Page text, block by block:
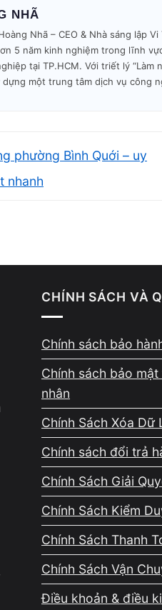
ngũ kỹ thuật hơn 10
nguồn, treo logo, quá
chạm sạc hoặc thiết
đầu, tìm đúng
án sửa phù hợp và
kiện, tháo máy hay
bạch – không phát
rõ ràng: từ kiểm tra,
phí ngoài thỏa thuận,
tắc được đặt lên
nguồn gốc – có tem
NHÃ
Nhã – CEO & Nhà sáng lập
5 năm kinh nghiệm trong lĩnh
tại TP.HCM. Với triết lý “Làm
dựng một trung tâm dịch vụ công
phường Bình Quới – uy
nhanh
CHÍNH SÁCH VÀ
Chính sách bảo
Chính sách bảo
nhân
Chính Sách Xóa Dữ
Chính sách đổi trả
Chính Sách Giải
Chính Sách Kiểm
Chính Sách Thanh
Chính Sách Vận
Điều khoản & điều